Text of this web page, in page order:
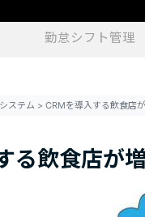
勤怠シフト管理
ステム >
る飲食店が